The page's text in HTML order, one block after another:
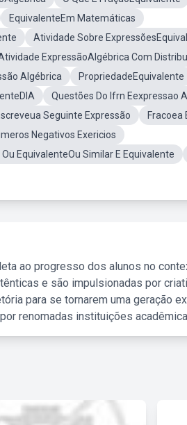
EquivalenteEm Matemáticas
Atividade Sobre
ExpressãoAlgébrica Com
Algébrica
PropriedadeEquivalente
Questões Do Ifrn Eexpressao
Seguinte Expressão
Fracoea
Negativos Exericios
EquivalenteOu Similar E Equivalente
ao progresso dos alunos no
e são impulsionadas por
para se tornarem uma geração
renomadas instituições